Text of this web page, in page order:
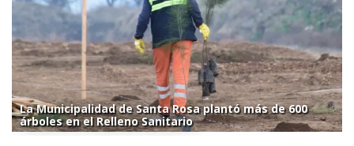
La Municipalidad de Santa Rosa plantó más de 600
árboles en el Relleno Sanitario